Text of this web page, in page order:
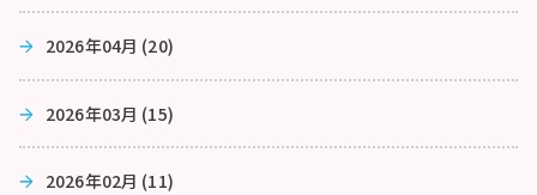
2026年04月 (20)
2026年03月 (15)
2026年02月 (11)